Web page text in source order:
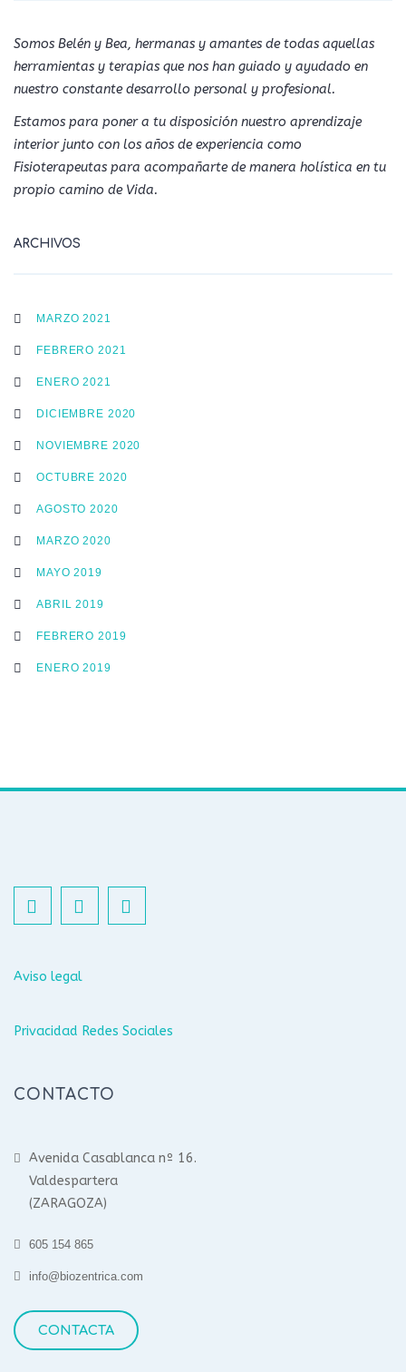
Somos Belén y Bea, hermanas y amantes de todas aquellas
herramientas y terapias que nos han guiado y ayudado en
nuestro constante desarrollo personal y profesional.
Estamos para poner a tu disposición nuestro aprendizaje
interior junto con los años de experiencia como
Fisioterapeutas para acompañarte de manera holística en tu
propio camino de Vida.
ARCHIVOS
MARZO 2021
FEBRERO 2021
ENERO 2021
DICIEMBRE 2020
NOVIEMBRE 2020
OCTUBRE 2020
AGOSTO 2020
MARZO 2020
MAYO 2019
ABRIL 2019
FEBRERO 2019
ENERO 2019
Aviso legal
Privacidad Redes Sociales
CONTACTO
Avenida Casablanca nº 16.
Valdespartera
(ZARAGOZA)
605 154 865
info@biozentrica.com
CONTACTA